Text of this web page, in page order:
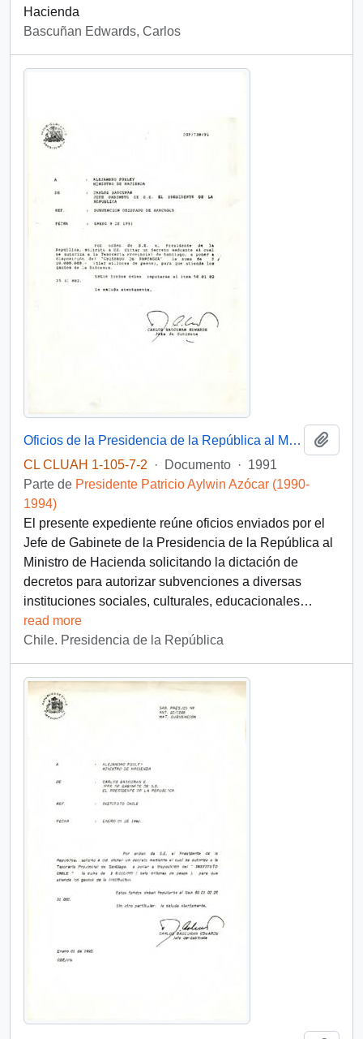
Hacienda
Bascuñan Edwards, Carlos
Oficios de la Presidencia de la República al Ministerio de Hacienda solicitando decretos para otorgar subvenciones a diversas instituciones
CL CLUAH 1-105-7-2
· Documento · 1991
Parte de Presidente Patricio Aylwin Azócar (1990-
1994)
El presente expediente reúne oficios enviados por el
Jefe de Gabinete de la Presidencia de la República al
Ministro de Hacienda solicitando la dictación de
decretos para autorizar subvenciones a diversas
instituciones sociales, culturales, educacionales…
read more
Chile. Presidencia de la República